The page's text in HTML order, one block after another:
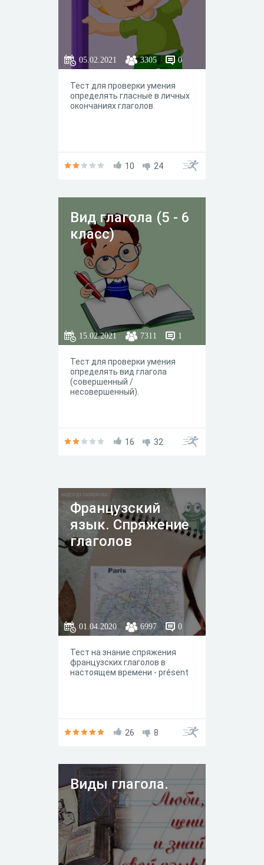
05.02.2021 3305 0
Тест для проверки умения
определять гласные в личных
окончаниях глаголов.
10 24
Вид глагола (5 - 6
класс)
15.02.2021 7311 1
Тест для проверки умения
определять вид глагола
(совершенный /
несовершенный).
16 32
Французский
язык. Спряжение
глаголов
01.04.2020 6997 0
Тест на знание спряжения
французских глаголов в
настоящем времени - présent
26 8
Виды глагола.